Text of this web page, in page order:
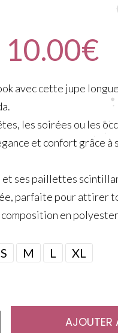
10.00€
avec cette jupe
les soirées ou les
et confort grâce à
et ses paillettes
parfaite pour attirer
composition en
S M L XL
AJOUTER